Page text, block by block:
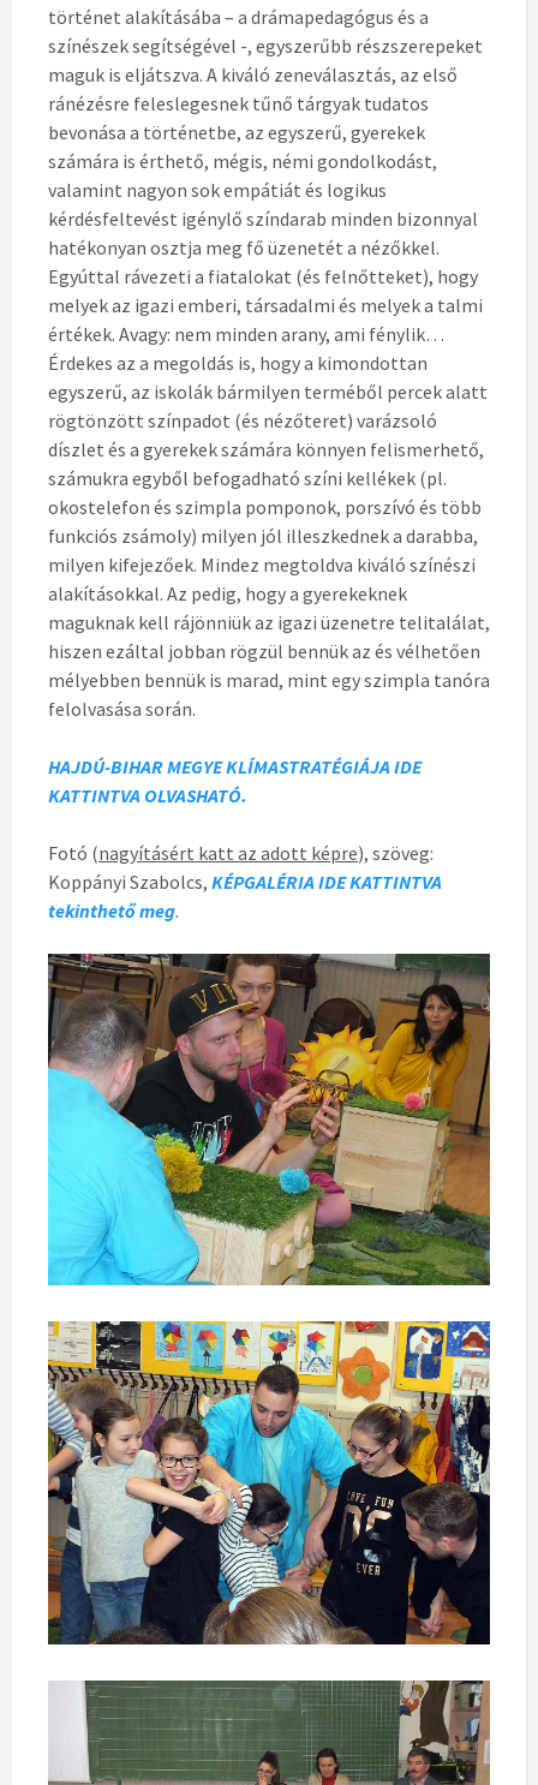
történet alakításába – a drámapedagógus és a
színészek segítségével -, egyszerűbb részszerepeket
maguk is eljátszva. A kiváló zeneválasztás, az első
ránézésre feleslegesnek tűnő tárgyak tudatos
bevonása a történetbe, az egyszerű, gyerekek
számára is érthető, mégis, némi gondolkodást,
valamint nagyon sok empátiát és logikus
kérdésfeltevést igénylő színdarab minden bizonnyal
hatékonyan osztja meg fő üzenetét a nézőkkel.
Egyúttal rávezeti a fiatalokat (és felnőtteket), hogy
melyek az igazi emberi, társadalmi és melyek a talmi
értékek. Avagy: nem minden arany, ami fénylik…
Érdekes az a megoldás is, hogy a kimondottan
egyszerű, az iskolák bármilyen terméből percek alatt
rögtönzött színpadot (és nézőteret) varázsoló
díszlet és a gyerekek számára könnyen felismerhető,
számukra egyből befogadható színi kellékek (pl.
okostelefon és szimpla pomponok, porszívó és több
funkciós zsámoly) milyen jól illeszkednek a darabba,
milyen kifejezőek. Mindez megtoldva kiváló színészi
alakításokkal. Az pedig, hogy a gyerekeknek
maguknak kell rájönniük az igazi üzenetre telitalálat,
hiszen ezáltal jobban rögzül bennük az és vélhetően
mélyebben bennük is marad, mint egy szimpla tanóra
felolvasása során.
HAJDÚ-BIHAR MEGYE KLÍMASTRATÉGIÁJA IDE
KATTINTVA OLVASHATÓ.
Fotó (nagyításért katt az adott képre), szöveg:
Koppányi Szabolcs, KÉPGALÉRIA IDE KATTINTVA
tekinthető meg.